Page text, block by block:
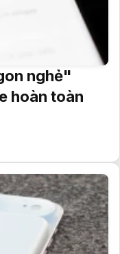
nghẻ"
hoàn toàn